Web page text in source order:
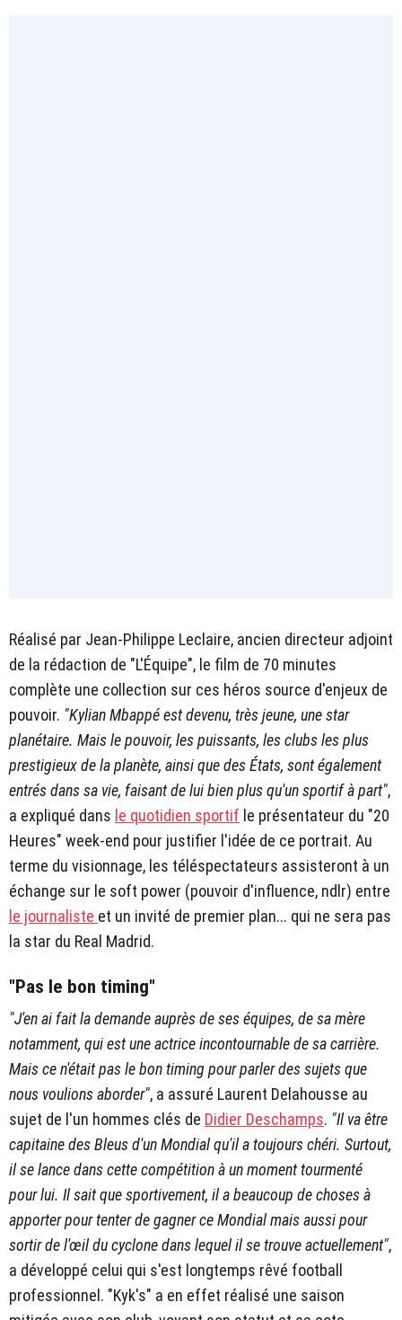
Réalisé par Jean-Philippe Leclaire, ancien directeur adjoint
de la rédaction de "L'Équipe", le film de 70 minutes
complète une collection sur ces héros source d'enjeux de
pouvoir. "Kylian Mbappé est devenu, très jeune, une star
planétaire. Mais le pouvoir, les puissants, les clubs les plus
prestigieux de la planète, ainsi que des États, sont également
entrés dans sa vie, faisant de lui bien plus qu'un sportif à part",
a expliqué dans le quotidien sportif le présentateur du "20
Heures" week-end pour justifier l'idée de ce portrait. Au
terme du visionnage, les téléspectateurs assisteront à un
échange sur le soft power (pouvoir d'influence, ndlr) entre
le journaliste et un invité de premier plan... qui ne sera pas
la star du Real Madrid.
"Pas le bon timing"
"J'en ai fait la demande auprès de ses équipes, de sa mère
notamment, qui est une actrice incontournable de sa carrière.
Mais ce n'était pas le bon timing pour parler des sujets que
nous voulions aborder", a assuré Laurent Delahousse au
sujet de l'un hommes clés de Didier Deschamps. "Il va être
capitaine des Bleus d'un Mondial qu'il a toujours chéri. Surtout,
il se lance dans cette compétition à un moment tourmenté
pour lui. Il sait que sportivement, il a beaucoup de choses à
apporter pour tenter de gagner ce Mondial mais aussi pour
sortir de l'œil du cyclone dans lequel il se trouve actuellement",
a développé celui qui s'est longtemps rêvé football
professionnel. "Kyk's" a en effet réalisé une saison